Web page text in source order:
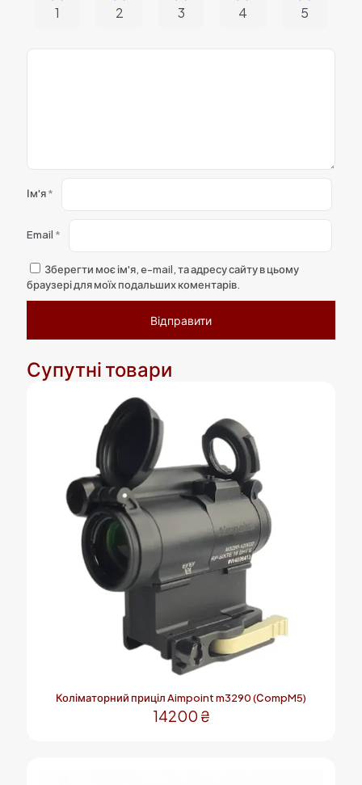
1 2 3 4 5
Ім'я*
Email *
Зберегти моє ім'я, e-mail, та адресу сайту в цьому
браузері для моїх подальших коментарів.
Супутні товари
Коліматорний приціл Aimpoint m3290 (СompM5)
14200 ₴